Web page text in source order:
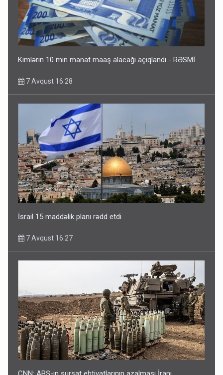
Kimlərin 10 min manat maaş alacağı açıqlandı - RƏSMİ
7 Avqust 16:28
İsrail 15 maddəlik planı rədd etdi
7 Avqust 16:27